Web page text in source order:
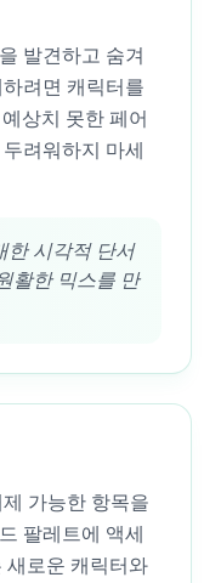
발견하고 숨겨
려면 캐릭터를
상치 못한 페어
려워하지 마세
한 시각적 단서
활한 믹스를 만
가능한 항목을
팔레트에 액세
새로운 캐릭터와